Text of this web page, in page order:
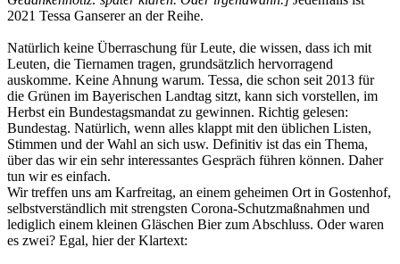
2021 Tessa Ganserer an der Reihe.
Natürlich keine Überraschung für Leute, die wissen, dass ich mit
Leuten, die Tiernamen tragen, grundsätzlich hervorragend
auskomme. Keine Ahnung warum. Tessa, die schon seit 2013 für
die Grünen im Bayerischen Landtag sitzt, kann sich vorstellen, im
Herbst ein Bundestagsmandat zu gewinnen. Richtig gelesen:
Bundestag. Natürlich, wenn alles klappt mit den üblichen Listen,
Stimmen und der Wahl an sich usw. Definitiv ist das ein Thema,
über das wir ein sehr interessantes Gespräch führen können. Daher
tun wir es einfach.
Wir treffen uns am Karfreitag, an einem geheimen Ort in Gostenhof,
selbstverständlich mit strengsten Corona-Schutzmaßnahmen und
lediglich einem kleinen Gläschen Bier zum Abschluss. Oder waren
es zwei? Egal, hier der Klartext: